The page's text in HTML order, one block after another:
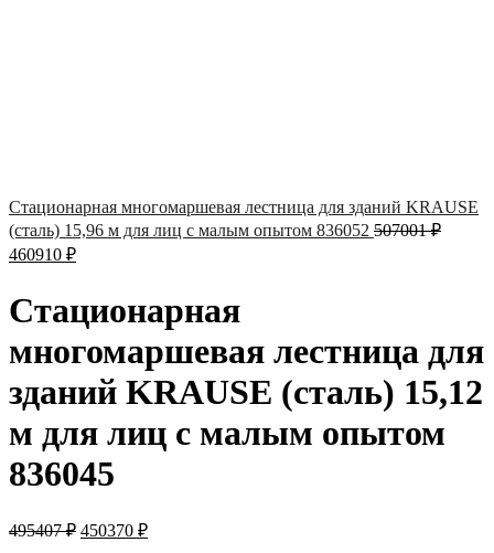
Стационарная многомаршевая лестница для зданий KRAUSE
(сталь) 15,96 м для лиц с малым опытом 836052 507001₽
460910 ₽
Стационарная
многомаршевая лестница для
зданий KRAUSE (сталь) 15,12
м для лиц с малым опытом
836045
495407₽ 450370 ₽